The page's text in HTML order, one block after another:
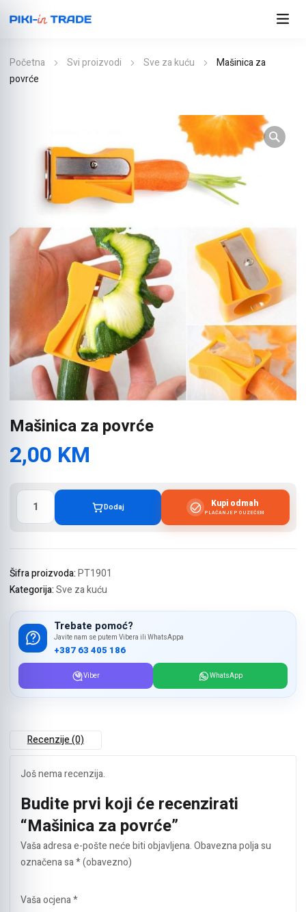
Početna Svi proizvodi Sve za kuću
Mašinica za
povrće
Mašinica za povrće
2,00 KM
Mašinica
povrće
Dodaj Kupi odmah
PLAĆANJE POUZEĆEM
Šifra proizvoda:PT1901
Kategorija:Sve za kuću
Trebate pomoć?
Javite nam se putem Vibera ili WhatsAppa
+387 63 405 186
Viber WhatsApp
Recenzije (0)
Još nema recenzija.
Budite prvi koji će recenzirati
“Mašinica za povrće”
Vaša adresa e-pošte neće biti objavljena.Obavezna polja su
označena sa* (obavezno)
Vaša ocjena*